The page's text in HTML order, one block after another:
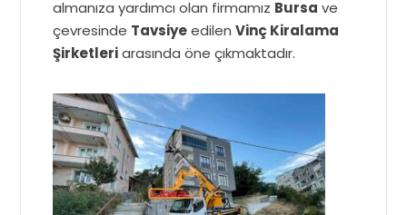
almanıza yardımcı olan firmamız Bursa ve
çevresinde TavsiyeedilenVinç Kiralama
Şirketleriarasında öne çıkmaktadır.